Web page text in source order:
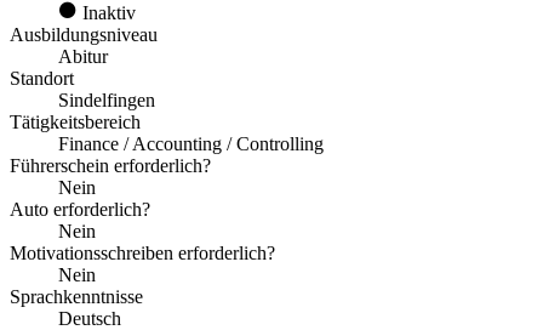
Inaktiv
Ausbildungsniveau
Abitur
Standort
Sindelfingen
Tätigkeitsbereich
Finance / Accounting / Controlling
Führerschein erforderlich?
Nein
Auto erforderlich?
Nein
Motivationsschreiben erforderlich?
Nein
Sprachkenntnisse
Deutsch